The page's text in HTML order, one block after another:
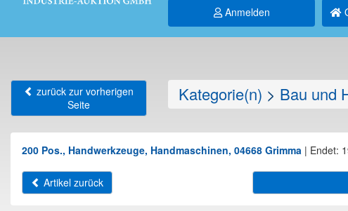
Anmelden
zurück zur vorherigen
Seite
Kategorie(n) > Bau und
200 Pos., Handwerkzeuge, Handmaschinen, 04668 Grimma | Endet:
Artikel zurück